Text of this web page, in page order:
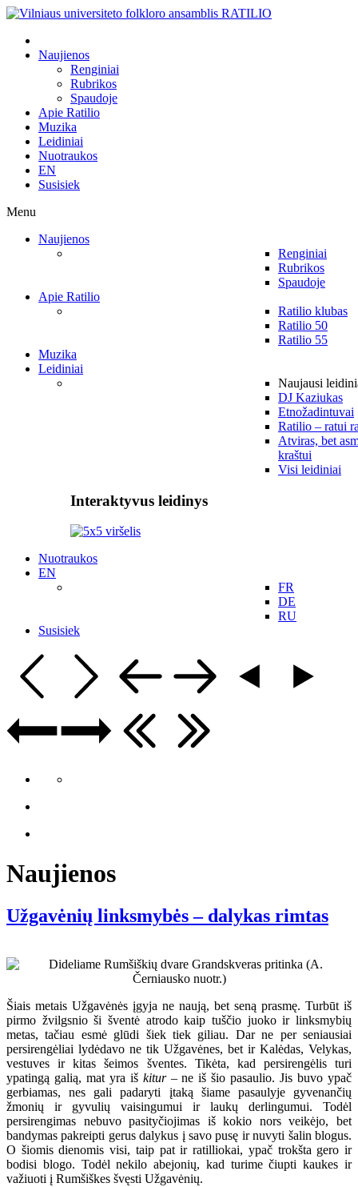
Naujienos
Renginiai
Rubrikos
Spaudoje
Apie Ratilio
Muzika
Leidiniai
Nuotraukos
EN
Susisiek
Menu
Naujienos
Renginiai
Rubrikos
Spaudoje
Apie Ratilio
Ratilio klubas
Ratilio 50
Ratilio 55
Muzika
Leidiniai
Naujausi
DJ Kaziukas
Etnožadintuvai
Ratilio – ratui
Atviras, bet
kraštui
Visi leidiniai
Interaktyvus leidinys
Nuotraukos
EN
FR
DE
RU
Susisiek
Naujienos
Užgavėnių linksmybės – dalykas rimtas
Šiais metais Užgavėnės įgyja ne naują, bet seną prasmę. Turbūt iš
pirmo žvilgsnio ši šventė atrodo kaip tuščio juoko ir linksmybių
metas, tačiau esmė glūdi šiek tiek giliau. Dar ne per seniausiai
persirengėliai lydėdavo ne tik Užgavėnes, bet ir Kalėdas, Velykas,
vestuves ir kitas šeimos šventes. Tikėta, kad persirengėlis turi
ypatingą galią, mat yra iš kitur– ne iš šio pasaulio. Jis buvo ypač
gerbiamas, nes gali padaryti įtaką šiame pasaulyje gyvenančių
žmonių ir gyvulių vaisingumui ir laukų derlingumui. Todėl
persirengimas nebuvo pasityčiojimas iš kokio nors veikėjo, bet
bandymas pakreipti gerus dalykus į savo pusę ir nuvyti šalin blogus.
O šiomis dienomis visi, taip pat ir ratilliokai, ypač trokšta gero ir
bodisi blogo. Todėl nekilo abejonių, kad turime čiupti kaukes ir
važiuoti į Rumšiškes švęsti Užgavėnių.